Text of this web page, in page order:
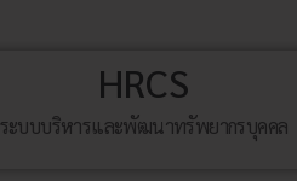
HRCS
ระบบบริหารและพัฒนาทรัพยากรบุคคล